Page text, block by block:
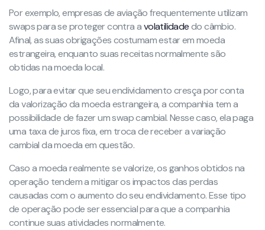
Por exemplo, empresas de aviação frequentemente utilizam
swaps para se proteger contra avolatilidadedo câmbio.
Afinal, as suas obrigações costumam estar em moeda
estrangeira, enquanto suas receitas normalmente são
obtidas na moeda local.
Logo, para evitar que seu endividamento cresça por conta
da valorização da moeda estrangeira, a companhia tem a
possibilidade de fazer um swap cambial. Nesse caso, ela paga
uma taxa de juros fixa, em troca de receber a variação
cambial da moeda em questão.
Caso a moeda realmente se valorize, os ganhos obtidos na
operação tendem a mitigar os impactos das perdas
causadas com o aumento do seu endividamento. Esse tipo
de operação pode ser essencial para que a companhia
continue suas atividades normalmente.